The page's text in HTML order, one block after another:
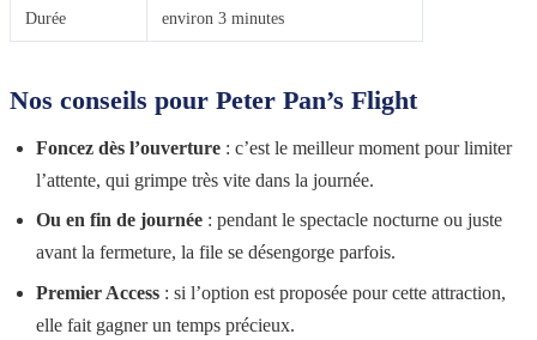
Durée environ 3 minutes
Nos conseils pour Peter Pan’s Flight
Foncez dès l’ouverture : c’est le meilleur moment pour limiter
l’attente, qui grimpe très vite dans la journée.
Ou en fin de journée : pendant le spectacle nocturne ou juste
avant la fermeture, la file se désengorge parfois.
Premier Access : si l’option est proposée pour cette attraction,
elle fait gagner un temps précieux.